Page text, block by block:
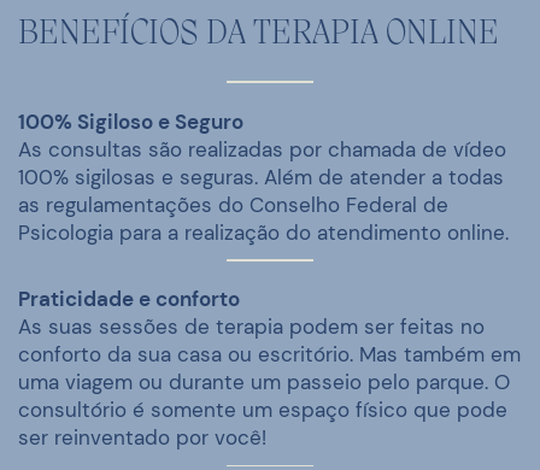
BENEFÍCIOS DA TERAPIA ONLINE
100% Sigiloso e Seguro
As consultas são realizadas por chamada de vídeo
100% sigilosas e seguras. Além de atender a todas
as regulamentações do Conselho Federal de
Psicologia para a realização do atendimento online.
Praticidade e conforto
As suas sessões de terapia podem ser feitas no
conforto da sua casa ou escritório. Mas também em
uma viagem ou durante um passeio pelo parque. O
consultório é somente um espaço físico que pode
ser reinventado por você!